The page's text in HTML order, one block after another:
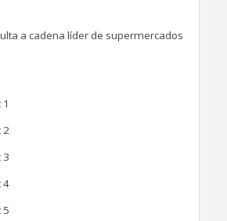
a cadena líder de supermercados
2
3
4
5